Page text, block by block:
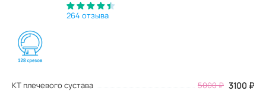
264 отзыва
КТ плечевого сустава 5000₽ 3100 ₽